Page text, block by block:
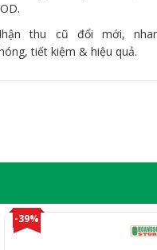
thu cũ đổi mới,
tiết kiệm & hiệu quả.
-39%